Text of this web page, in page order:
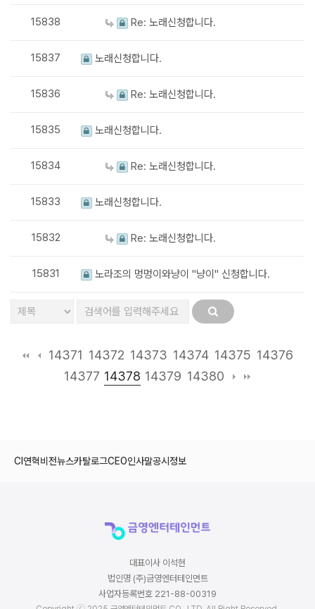
15838 Re: 노래신청합니다.
15837 노래신청합니다.
15836 Re: 노래신청합니다.
15835 노래신청합니다.
15834 Re: 노래신청합니다.
15833 노래신청합니다.
15832 Re: 노래신청합니다.
15831 노라조의 멍멍이와냥이 "냥이" 신청합니다.
14371 14372 14373 14374 14375 14376
14377 14378 14379 14380
CI 연혁비전뉴스카탈로그CEO인사말공시정보
대표이사 이석현
법인명 (주)금영엔터테인먼트
사업자등록번호 221-88-00319